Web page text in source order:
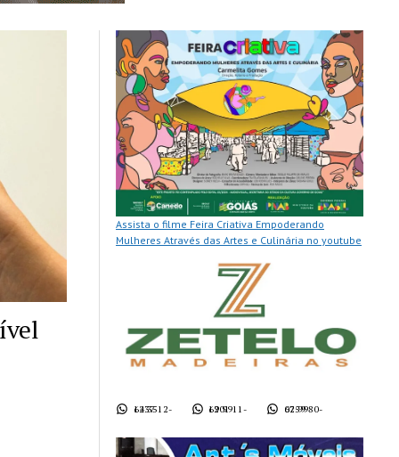
Assista o filme Feira Criativa Empoderando
Mulheres Através das Artes e Culinária no youtube
62 3512-1437 62 9911-1901 62 9980-0759